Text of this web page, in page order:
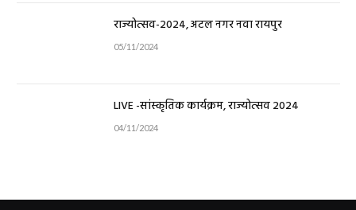
राज्योत्सव-2024, अटल नगर नवा रायपुर
05/11/2024
LIVE -सांस्कृतिक कार्यक्रम, राज्योत्सव 2024
04/11/2024